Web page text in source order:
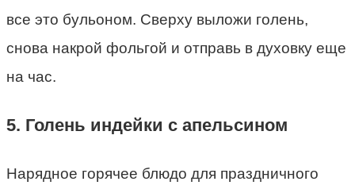
все это бульоном. Сверху выложи голень,
снова накрой фольгой и отправь в духовку еще
на час.
5. Голень индейки с апельсином
Нарядное горячее блюдо для праздничного